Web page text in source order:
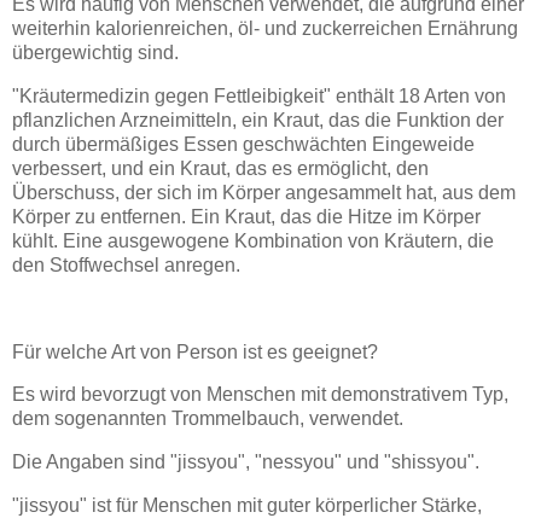
Es wird häufig von Menschen verwendet, die aufgrund einer
weiterhin kalorienreichen, öl- und zuckerreichen Ernährung
übergewichtig sind.
"Kräutermedizin gegen Fettleibigkeit" enthält 18 Arten von
pflanzlichen Arzneimitteln, ein Kraut, das die Funktion der
durch übermäßiges Essen geschwächten Eingeweide
verbessert, und ein Kraut, das es ermöglicht, den
Überschuss, der sich im Körper angesammelt hat, aus dem
Körper zu entfernen. Ein Kraut, das die Hitze im Körper
kühlt. Eine ausgewogene Kombination von Kräutern, die
den Stoffwechsel anregen.
Für welche Art von Person ist es geeignet?
Es wird bevorzugt von Menschen mit demonstrativem Typ,
dem sogenannten Trommelbauch, verwendet.
Die Angaben sind "jissyou", "nessyou" und "shissyou".
"jissyou" ist für Menschen mit guter körperlicher Stärke,